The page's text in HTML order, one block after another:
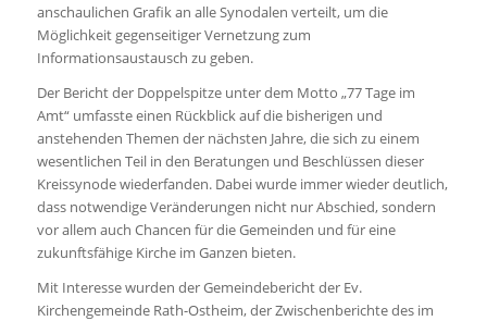
anschaulichen Grafik an alle Synodalen verteilt, um die
Möglichkeit gegenseitiger Vernetzung zum
Informationsaustausch zu geben.
Der Bericht der Doppelspitze unter dem Motto „77 Tage im
Amt“ umfasste einen Rückblick auf die bisherigen und
anstehenden Themen der nächsten Jahre, die sich zu einem
wesentlichen Teil in den Beratungen und Beschlüssen dieser
Kreissynode wiederfanden. Dabei wurde immer wieder deutlich,
dass notwendige Veränderungen nicht nur Abschied, sondern
vor allem auch Chancen für die Gemeinden und für eine
zukunftsfähige Kirche im Ganzen bieten.
Mit Interesse wurden der Gemeindebericht der Ev.
Kirchengemeinde Rath-Ostheim, der Zwischenberichte des im